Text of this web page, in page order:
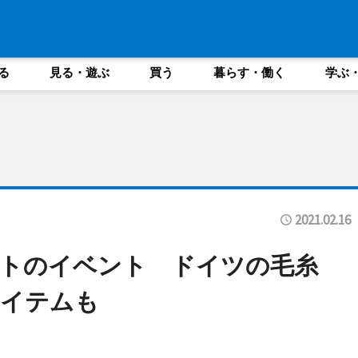
見る・遊ぶ 買う 暮らす・働く 学ぶ
2021.02.16
のイベント ドイツの毛糸
テムも